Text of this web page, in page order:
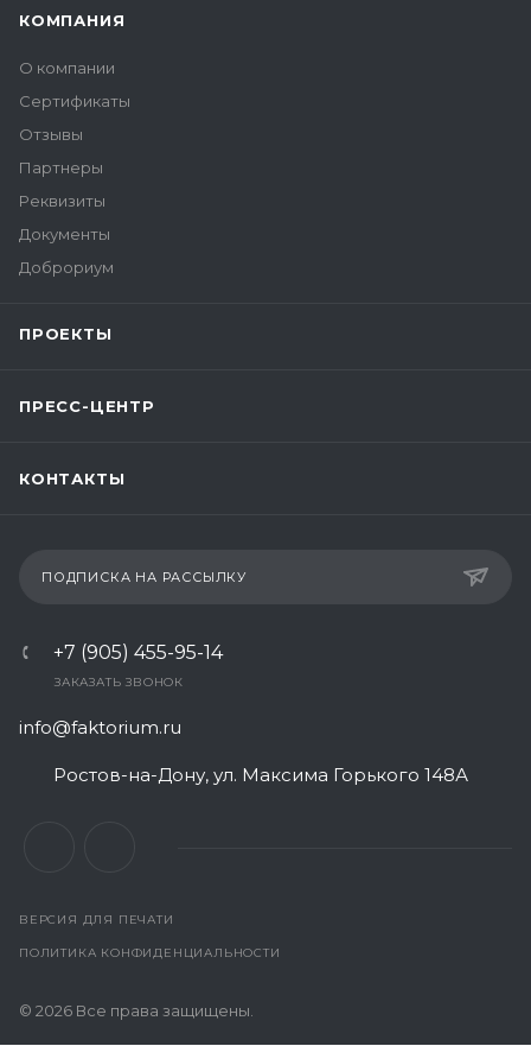
КОМПАНИЯ
О компании
Сертификаты
Отзывы
Партнеры
Реквизиты
Документы
Доброриум
ПРОЕКТЫ
ПРЕСС-ЦЕНТР
КОНТАКТЫ
ПОДПИСКА НА РАССЫЛКУ
+7 (905) 455-95-14
ЗАКАЗАТЬ ЗВОНОК
info@faktorium.ru
Ростов-на-Дону, ул. Максима Горького 148А
ВЕРСИЯ ДЛЯ ПЕЧАТИ
ПОЛИТИКА КОНФИДЕНЦИАЛЬНОСТИ
© 2026 Все права защищены.